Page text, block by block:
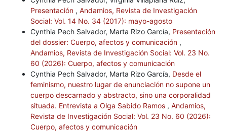
Presentación , Andamios, Revista de Investigación
Social: Vol. 14 No. 34 (2017): mayo-agosto
Cynthia Pech Salvador, Marta Rizo García, Presentación
del dossier: Cuerpo, afectos y comunicación ,
Andamios, Revista de Investigación Social: Vol. 23 No.
60 (2026): Cuerpo, afectos y comunicación
Cynthia Pech Salvador, Marta Rizo García, Desde el
feminismo, nuestro lugar de enunciación no supone un
cuerpo descarnado y abstracto, sino una corporalidad
situada. Entrevista a Olga Sabido Ramos , Andamios,
Revista de Investigación Social: Vol. 23 No. 60 (2026):
Cuerpo, afectos y comunicación